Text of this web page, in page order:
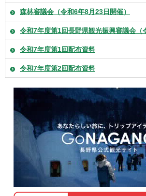
森林審議会（令和6年8月23日開催）
令和7年度第1回長野県観光振興審議会（
令和7年度第1回配布資料
令和7年度第2回配布資料